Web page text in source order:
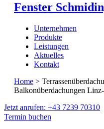
Fenster
Unternehmen
Produkte
Leistungen
Aktuelles
Kontakt
Home >
Balkonüberdachungen
Jetzt anrufen: +43 7239 70310
Termin buchen